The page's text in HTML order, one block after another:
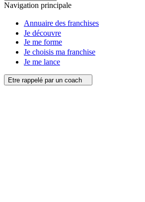
Navigation principale
Annuaire des franchises
Je découvre
Je me forme
Je choisis ma franchise
Je me lance
Etre rappelé par un coach